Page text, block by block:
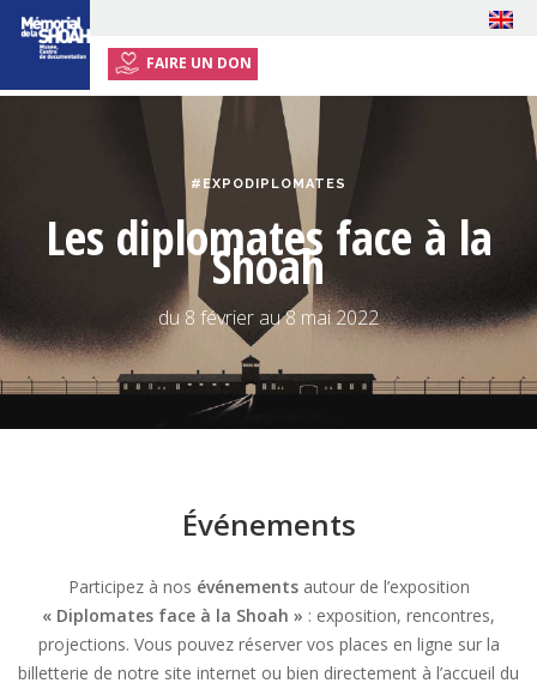
FAIRE UN DON
RESSOURCES
#EXPODIPLOMATES
Les diplomates face à la
Shoah
du 8 février au 8 mai 2022
Événements
Participez à nos événementsautour de l’exposition
« Diplomates face à la Shoah » : exposition, rencontres,
projections. Vous pouvez réserver vos places en ligne sur la
billetterie de notre site internet ou bien directement à l’accueil du